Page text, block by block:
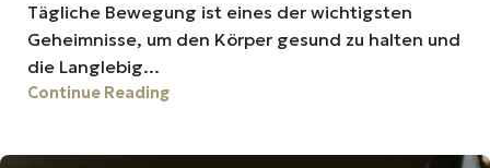
Tägliche Bewegung ist eines der wichtigsten
Geheimnisse, um den Körper gesund zu halten und
die Langlebig...
Continue Reading